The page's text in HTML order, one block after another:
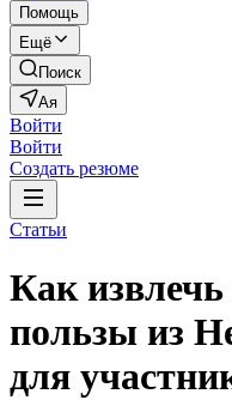
Помощь
Ещё
Поиск
Ая
Войти
Войти
Создать резюме
Статьи
Как
пользы из
для